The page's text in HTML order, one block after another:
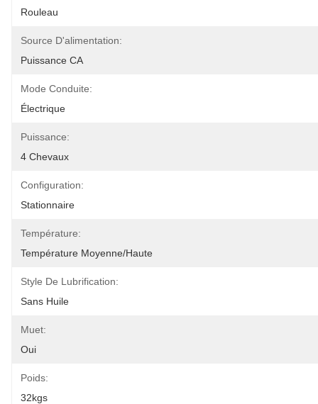
Rouleau
Source D'alimentation:
Puissance CA
Mode Conduite:
Électrique
Puissance:
4 Chevaux
Configuration:
Stationnaire
Température:
Température Moyenne/haute
Style De Lubrification:
Sans Huile
Muet:
Oui
Poids:
32kgs